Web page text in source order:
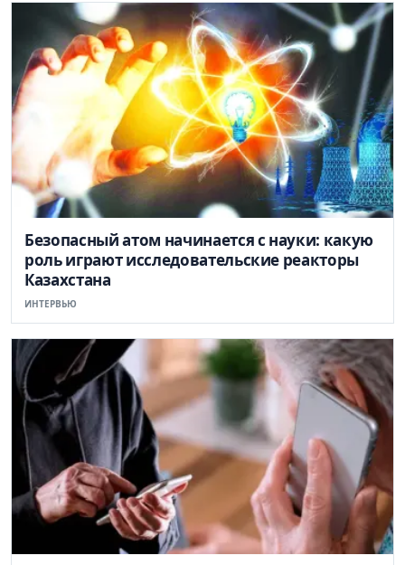
Безопасный атом начинается с науки: какую
роль играют исследовательские реакторы
Казахстана
ИНТЕРВЬЮ